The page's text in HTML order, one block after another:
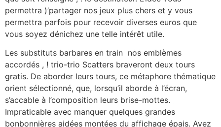
permettra )’partager nos jeux plus chers et y vous
permettra parfois pour recevoir diverses euros que
vous soyez dénichez une telle intérêt utile.
Les substituts barbares en train nos emblèmes
accordés , ! trio-trio Scatters braveront deux tours
gratis. De aborder leurs tours, ce métaphore thématique
orient sélectionné, que, lorsqu’il aborde à l’écran,
s’accable à l’composition leurs brise-mottes.
Impraticable avec manquer quelques grandes
bonbonnières aidées montées du affichage épais. Avez